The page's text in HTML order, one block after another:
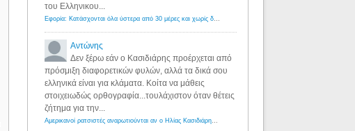
του Ελληνικου...
Εφορία: Κατάσχονται όλα ύστερα από 30 μέρες και χωρίς δικαστικές αποφάσεις - Λόγιος Ερμής
Αντώνης
Δεν ξέρω εάν ο Κασιδιάρης προέρχεται από
πρόσμιξη διαφορετικών φυλών, αλλά τα δικά σου
ελληνικά είναι για κλάματα. Κοίτα να μάθεις
στοιχειωδώς ορθογραφία...τουλάχιστον όταν θέτεις
ζήτημα για την...
Αμερικανοί ρατσιστές αναρωτιούνται αν ο Ηλίας Κασιδιάρης ανήκει στη λευκή φυλή... - Λόγιος Ερμής